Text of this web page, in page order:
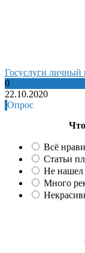
Госуслуги личный
0
22.10.2020
Опрос
Всё
Статьи
Не нашел
Много